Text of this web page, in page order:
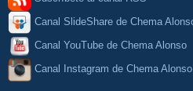
Canal SlideShare de Chema
Canal YouTube de Chema Alonso
Canal Instagram de Chema Alonso